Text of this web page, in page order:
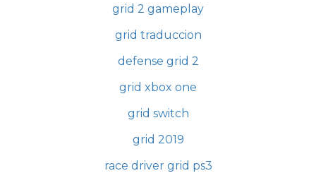
grid 2 gameplay
grid traduccion
defense grid 2
grid xbox one
grid switch
grid 2019
race driver grid ps3